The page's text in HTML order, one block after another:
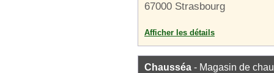
67000 Strasbourg
Afficher les détails
Chausséa - Magasin de